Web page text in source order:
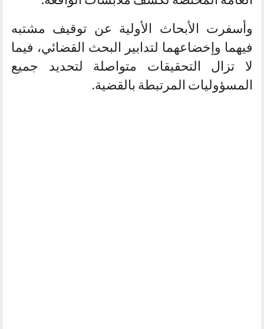
وأسفرت الأبحاث الأولية عن توقيف مشتبه
فيهما وإخضاعهما لتدابير البحث القضائي، فيما
لا تزال التحقيقات متواصلة لتحديد جميع
المسؤوليات المرتبطة بالقضية.